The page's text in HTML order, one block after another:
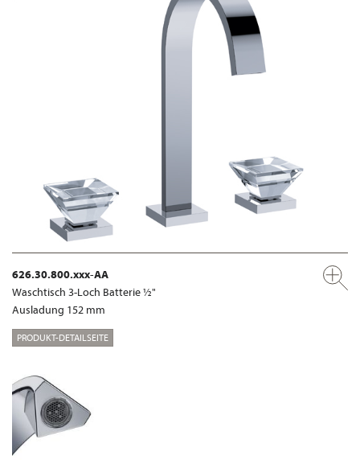
626.30.800.xxx-AA
Waschtisch 3-Loch Batterie ½"
Ausladung 152 mm
PRODUKT-DETAILSEITE